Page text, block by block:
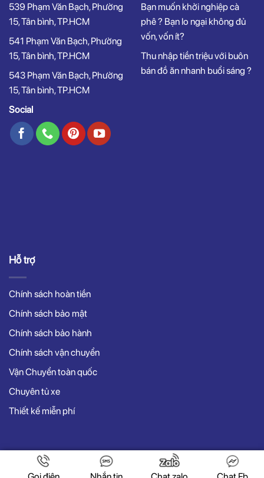
539 Phạm Văn Bạch, Phường
15, Tân bình, TP.HCM
541 Phạm Văn Bạch, Phường
15, Tân bình, TP.HCM
543 Phạm Văn Bạch, Phường
15, Tân bình, TP.HCM
Social
Bạn muốn khởi nghiệp cà
phê ? Bạn lo ngại không đủ
vốn, vốn ít?
Thu nhập tiền triệu với buôn
bán đồ ăn nhanh buổi sáng ?
Hỗ trợ
Chính sách hoàn tiền
Chính sách bảo mật
Chính sách bảo hành
Chính sách vận chuyển
Vận Chuyển toàn quốc
Chuyên tủ xe
Thiết kế miễn phí
Copyright 2022 © vuaxedaybanhang.com